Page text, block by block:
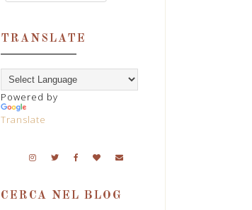
TRANSLATE
Powered by
Translate
CERCA NEL BLOG